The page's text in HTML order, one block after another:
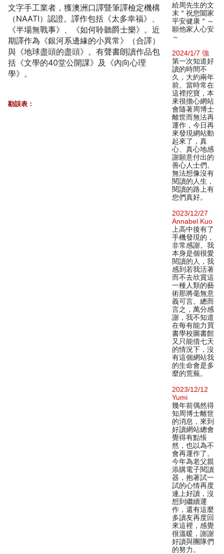
文字手工業者，獲澳洲口譯暨筆譯檢定機構
（NAATI）認證。譯作包括《太多幸福》、
《半場無戰事》、《如何聆聽爵士樂》。近
期譯作為《銀河系邊緣的小異常》（合譯）
與《地球盡頭的盡頭》。有聲書朗讀作品包
括《文學的40堂公開課》及《內向心理
學》。
勘誤表：
給周先生的文
末＂祝您闔家
平安健康＂～
願他家人心安
～
2024/1/7 強
第一次知道好
讀的時間不
久，大約兩年
前。當時常在
這裡挖寶，本
來很擔心網站
會隨著周博士
離世而無法再
運作，今日再
來發現網站動
起來了，真
心、真心地感
謝願意付出的
善心人士們。
無法想像沒有
閱讀的人生，
閱讀的路上有
您們真好。
2023/12/27
Annabel Kuo
上高中後有了
手機發現的，
非常感謝。我
本身是個很愛
閱讀的人，我
感到若我活著
而不去欣賞這
一種人類的藝
術那將毫無意
義可言。總而
言之，萬分感
謝，我不知道
在每有能力買
書學校圖書館
又只能借七天
的情況下，沒
有這個網站我
的生命會是多
麼的荒蕪。
2023/12/12
Yumi
幾年前偶然得
知周博士離世
的消息，來到
好讀網站總會
覺得有點悵
然，也以為不
會再運作了。
今年為老父親
添購電子閱讀
器，抱著試一
試的心情再度
連上好讀，沒
想到繼續運
作，還有這麼
多讀友再度回
來這裡，感覺
很溫暖，謝謝
好讀與團隊們
的努力。